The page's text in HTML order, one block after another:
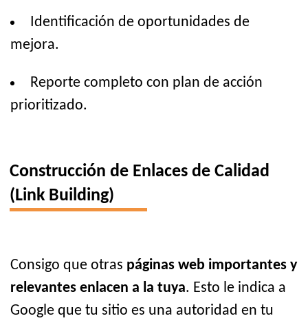
Identificación de oportunidades de
mejora.
Reporte completo con plan de acción
prioritizado.
Construcción de Enlaces de Calidad
(Link Building)
Consigo que otras páginas web importantes y
relevantes enlacen a la tuya. Esto le indica a
Google que tu sitio es una autoridad en tu